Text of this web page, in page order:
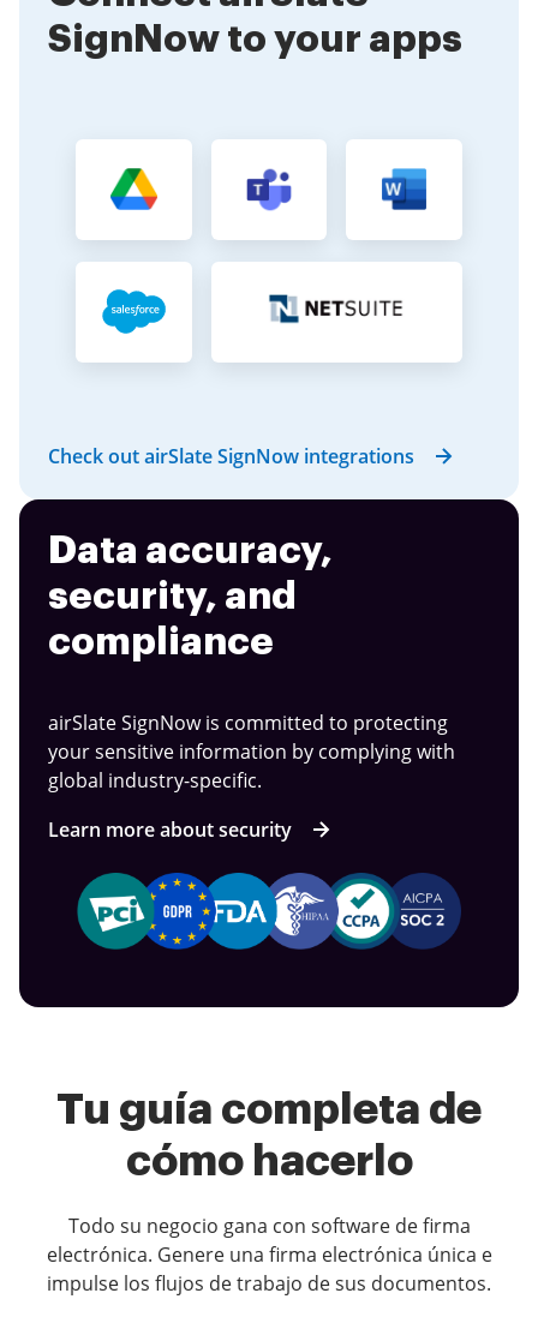
SignNow to your apps
Check out airSlate SignNow integrations
Data accuracy,
security, and
compliance
airSlate SignNow is committed to protecting
your sensitive information by complying with
global industry-specific.
Learn more about security
Tu guía completa de
cómo hacerlo
Todo su negocio gana con software de firma
electrónica. Genere una firma electrónica única e
impulse los flujos de trabajo de sus documentos.